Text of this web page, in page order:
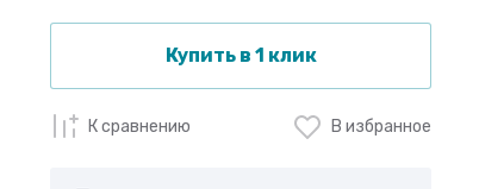
Купить в 1 клик
К сравнению В избранное